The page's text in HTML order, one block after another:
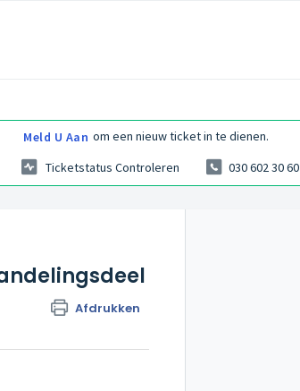
Meld U Aan om een nieuw ticket in te dienen.
Ticketstatus Controleren
030 602 30 60
Afdrukken